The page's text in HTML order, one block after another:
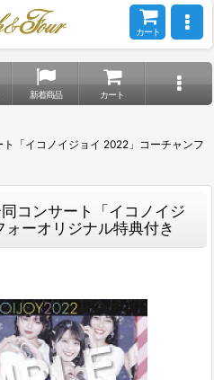
カート
新着商品 カート
「イコノイジョイ 2022」コーチャンフ
コンサート「イコノイジ
ーオリジナル特典付き